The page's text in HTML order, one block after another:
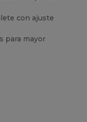
con ajuste
para mayor